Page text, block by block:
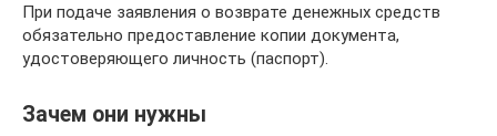
При подаче заявления о возврате денежных средств
обязательно предоставление копии документа,
удостоверяющего личность (паспорт).
Зачем они нужны